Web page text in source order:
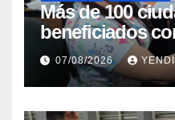
Más de 100
beneficiados
prótesis
Rehabilitación
07/08/2026